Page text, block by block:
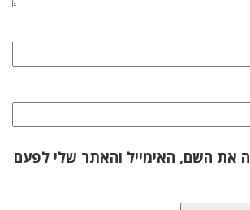
את השם, האימייל והאתר שלי לפעם